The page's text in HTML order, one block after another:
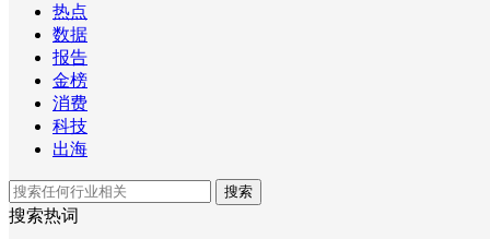
热点
数据
报告
金榜
消费
科技
出海
搜索
搜索热词